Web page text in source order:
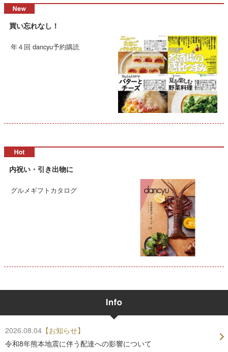
買い忘れなし！
年４回 dancyu予約購読
内祝い・引き出物に
グルメギフトカタログ
2026.08.04 【お知らせ】
令和8年熊本地震に伴う配達への影響について